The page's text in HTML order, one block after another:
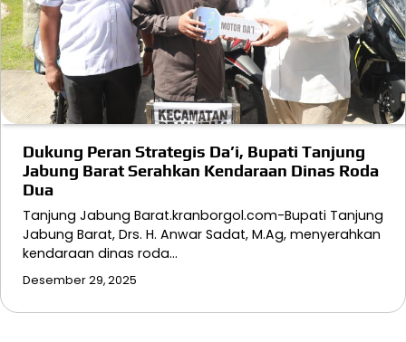
Dukung Peran Strategis Da’i, Bupati Tanjung
Jabung Barat Serahkan Kendaraan Dinas Roda
Dua
Tanjung Jabung Barat.kranborgol.com-Bupati Tanjung
Jabung Barat, Drs. H. Anwar Sadat, M.Ag, menyerahkan
kendaraan dinas roda…
Desember 29, 2025